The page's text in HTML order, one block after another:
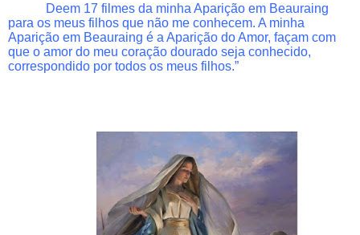
Deem 17 filmes da minha Aparição em Beauraing
para os meus filhos que não me conhecem. A minha
Aparição em Beauraing é a Aparição do Amor, façam com
que o amor do meu coração dourado seja conhecido,
correspondido por todos os meus filhos.”